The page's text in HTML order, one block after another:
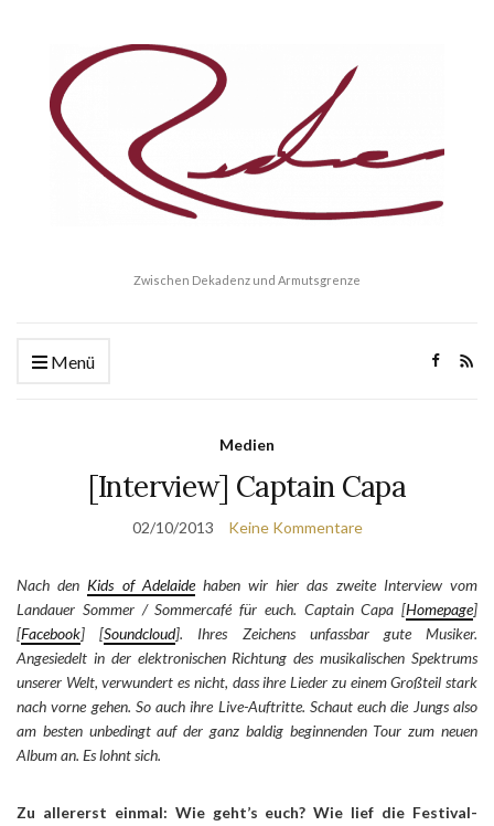
Zwischen Dekadenz und Armutsgrenze
Menü
Medien
[Interview] Captain Capa
02/10/2013 Keine Kommentare
Nach den Kids of Adelaidehaben wir hier das zweite Interview vom
Landauer Sommer / Sommercafé für euch. Captain Capa [Homepage]
[Facebook] [Soundcloud]. Ihres Zeichens unfassbar gute Musiker.
Angesiedelt in der elektronischen Richtung des musikalischen Spektrums
unserer Welt, verwundert es nicht, dass ihre Lieder zu einem Großteil stark
nach vorne gehen. So auch ihre Live-Auftritte. Schaut euch die Jungs also
am besten unbedingt auf der ganz baldig beginnenden Tour zum neuen
Album an. Es lohnt sich.
Zu allererst einmal: Wie geht’s euch? Wie lief die Festival-